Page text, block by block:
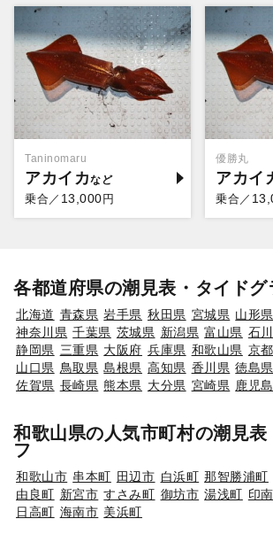
Taninomaru
アカイカ
乗合／ 13,000円
優勝丸
アカイ
乗合／
各都道府県の潮見表・タイドグ
北海道 青森県 岩手県 秋田県 宮城県 山形県
神奈川県 千葉県 茨城県 新潟県 富山県 石
静岡県 三重県 大阪府 兵庫県 和歌山県 京
山口県 鳥取県 島根県 高知県 香川県 徳島県
佐賀県 長崎県 熊本県 大分県 宮崎県 鹿児
和歌山県の人気市町村の潮見表
フ
和歌山市 串本町 田辺市 白浜町 那智勝浦町
由良町 新宮市 すさみ町 御坊市 湯浅町 印
日高町 海南市 美浜町